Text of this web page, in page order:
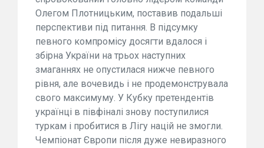
Олегом Плотницьким, поставив подальші
перспективи під питання. В підсумку
певного компромісу досягти вдалося і
збірна України на трьох наступних
змаганнях не опустилася нижче певного
рівня, але вочевидь і не продемонструвала
свого максимуму. У Кубку претендентів
українці в півфіналі знову поступилися
туркам і пробитися в Лігу націй не змогли.
Чемпіонат Європи після дуже невиразного